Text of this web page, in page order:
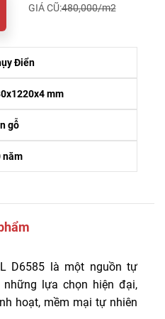
GIÁ CŨ:480,000/m2
Điển
mm
gỗ
năm
D6585 là một nguồn tự
lựa chọn hiện đại,
hoạt, mềm mại tự nhiên